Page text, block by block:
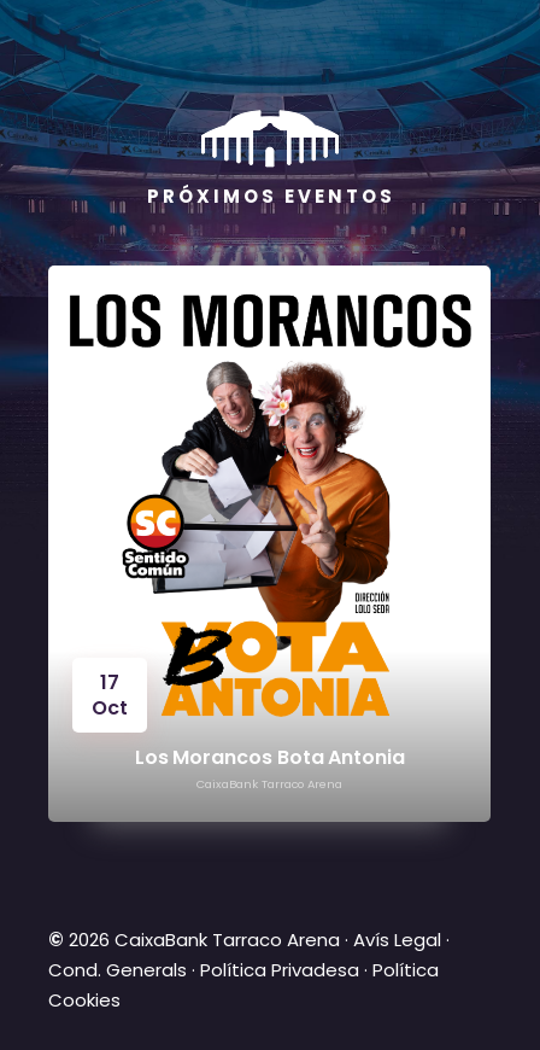
P R Ó X I M O S E V E N T O S
17
Oct
Los Morancos Bota Antonia
CaixaBank Tarraco Arena
© 2026 CaixaBank Tarraco Arena ·Avís Legal·
Cond. Generals ·Política Privadesa ·Política
Cookies